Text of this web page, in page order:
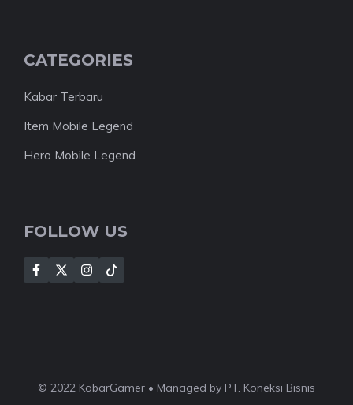
CATEGORIES
Kabar Terbaru
Item Mobile Legend
Hero Mobile Legend
FOLLOW US
© 2022 KabarGamer • Managed by PT. Koneksi Bisnis